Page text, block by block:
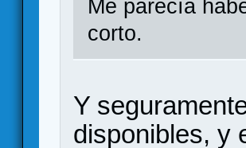
Me parecía
corto.
Y
disponibles, y